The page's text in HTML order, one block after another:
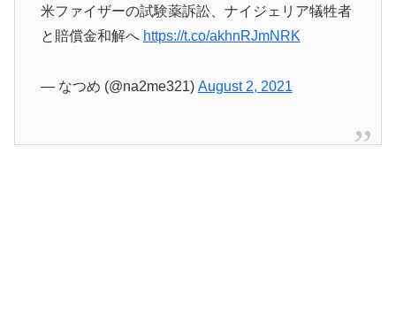
米ファイザーの試験薬訴訟、ナイジェリア犠牲者
と賠償金和解へ https://t.co/akhnRJmNRK
— なつめ (@na2me321) August 2, 2021